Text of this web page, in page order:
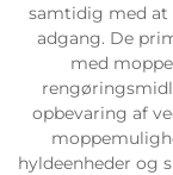
samtidig med at
adgang. De
med
opbevaring af
hyldeenheder og